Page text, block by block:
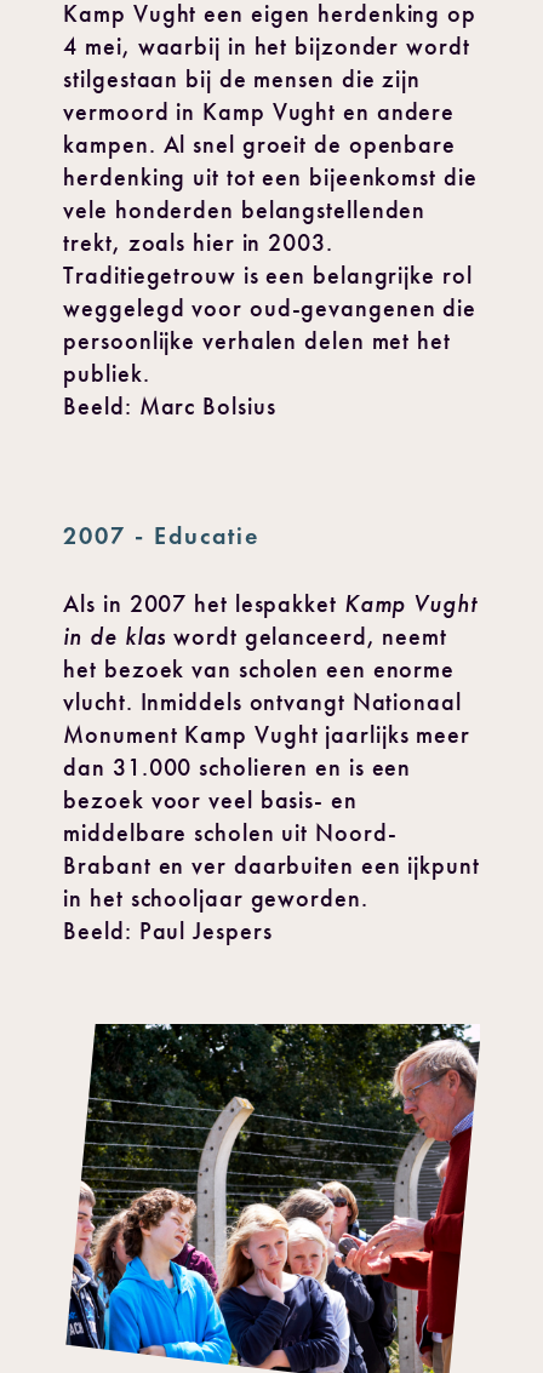
Kamp Vught een eigen herdenking op
4 mei, waarbij in het bijzonder wordt
stilgestaan bij de mensen die zijn
vermoord in Kamp Vught en andere
kampen. Al snel groeit de openbare
herdenking uit tot een bijeenkomst die
vele honderden belangstellenden
trekt, zoals hier in 2003.
Traditiegetrouw is een belangrijke rol
weggelegd voor oud-gevangenen die
persoonlijke verhalen delen met het
publiek.
Beeld: Marc Bolsius
2007 - Educatie
Als in 2007 het lespakket Kamp Vught
in de klas wordt gelanceerd, neemt
het bezoek van scholen een enorme
vlucht. Inmiddels ontvangt Nationaal
Monument Kamp Vught jaarlijks meer
dan 31.000 scholieren en is een
bezoek voor veel basis- en
middelbare scholen uit Noord-
Brabant en ver daarbuiten een ijkpunt
in het schooljaar geworden.
Beeld: Paul Jespers